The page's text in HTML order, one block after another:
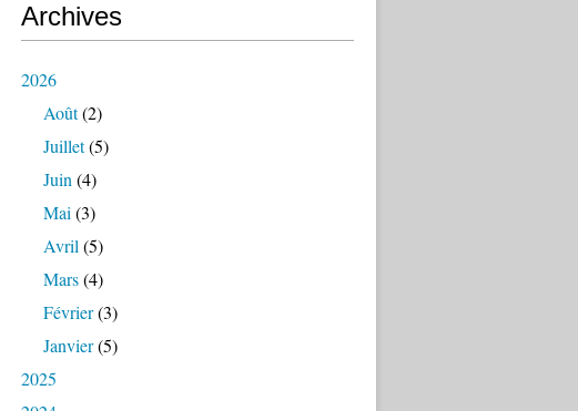
Archives
2026
Août(2)
Juillet(5)
Juin (4)
Mai (3)
Avril (5)
Mars(4)
Février(3)
Janvier(5)
2025